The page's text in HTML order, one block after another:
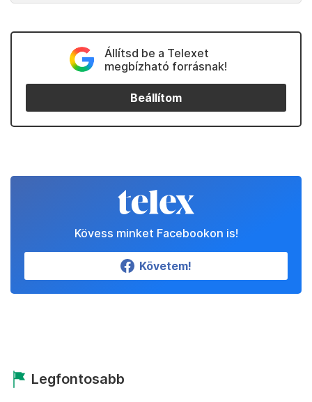
Állítsd be a Telexet
megbízható forrásnak!
Beállítom
Kövess minket Facebookon is!
Követem!
Legfontosabb